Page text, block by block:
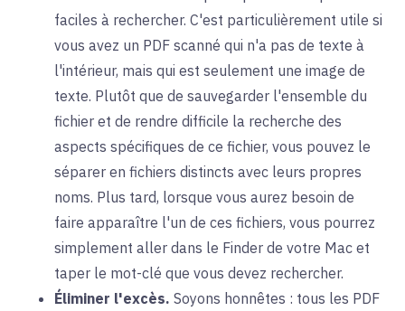
faciles à rechercher. C'est particulièrement utile si
vous avez un PDF scanné qui n'a pas de texte à
l'intérieur, mais qui est seulement une image de
texte. Plutôt que de sauvegarder l'ensemble du
fichier et de rendre difficile la recherche des
aspects spécifiques de ce fichier, vous pouvez le
séparer en fichiers distincts avec leurs propres
noms. Plus tard, lorsque vous aurez besoin de
faire apparaître l'un de ces fichiers, vous pourrez
simplement aller dans le Finder de votre Mac et
taper le mot-clé que vous devez rechercher.
Éliminer l'excès. Soyons honnêtes : tous les PDF